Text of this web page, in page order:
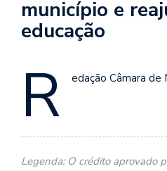
município e
educação
R edação Câmara de
Legenda: O crédito aprovado